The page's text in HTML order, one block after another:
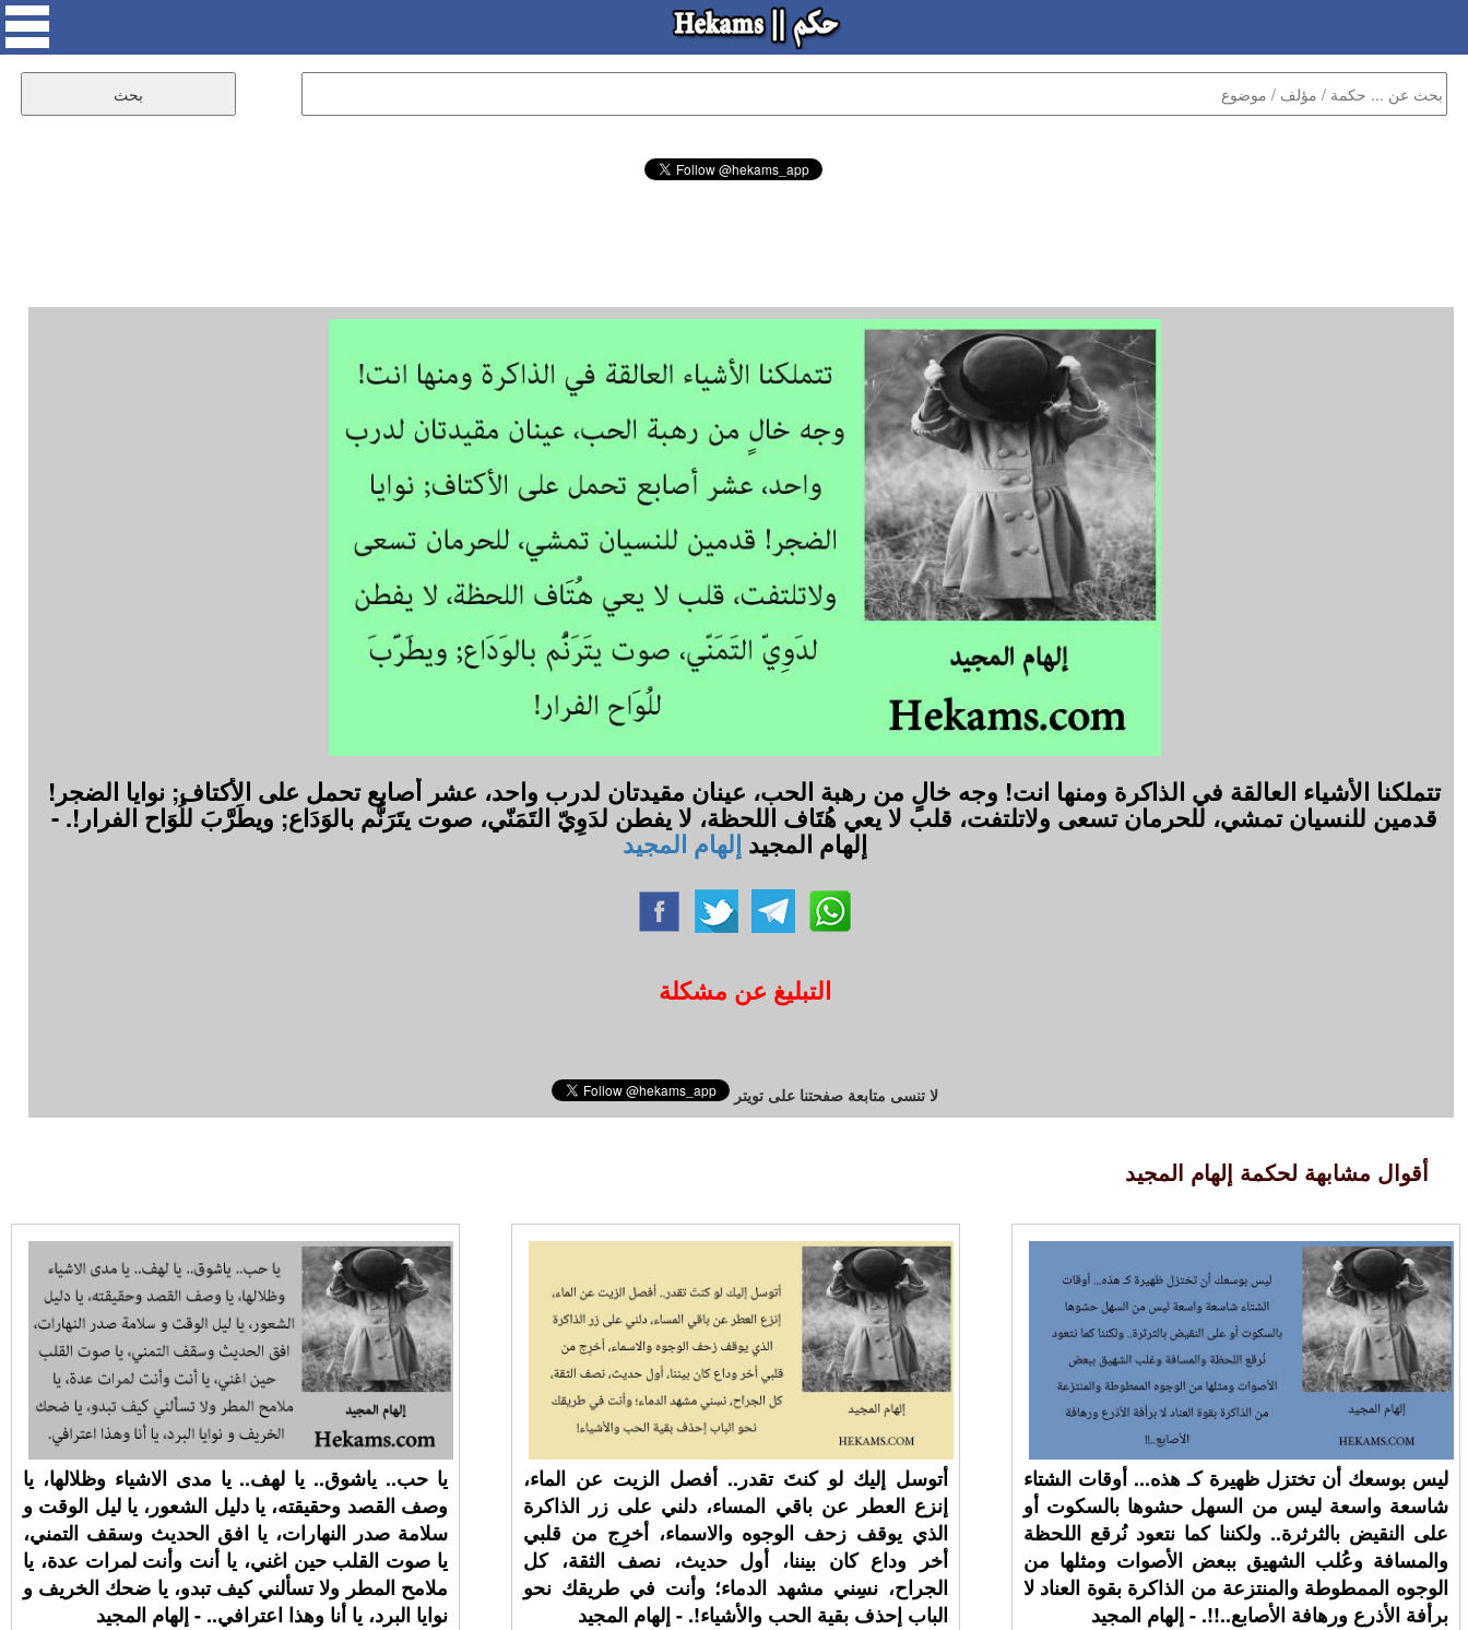
تتملكنا الأشياء العالقة في الذاكرة ومنها انت! وجه خالٍ من رهبة الحب، عينان مقيدتان لدرب واحد، عشر أصابع تحمل على الأكتاف; نوايا الضجر!
قدمين للنسيان تمشي، للحرمان تسعى ولاتلتفت، قلب لا يعي هُتَاف اللحظة، لا يفطن لدَوِيّ التَمَنّي، صوت يتَرَنُّم بالوَدَاع; ويطَرَّبَ للُوَاح الفرار!. -
إلهام المجيد إلهام المجيد
التبليغ عن مشكلة
لا تنسى متابعة صفحتنا على تويتر
أقوال مشابهة لحكمة إلهام المجيد
يا حب.. ياشوق.. يا لهف.. يا مدى الاشياء وظلالها، يا
وصف القصد وحقيقته، يا دليل الشعور، يا ليل الوقت و
سلامة صدر النهارات، يا افق الحديث وسقف التمني،
يا صوت القلب حين اغني، يا أنت وأنت لمرات عدة، يا
ملامح المطر ولا تسألني كيف تبدو، يا ضحك الخريف و
نوايا البرد، يا أنا وهذا اعترافي.. - إلهام المجيد
أتوسل إليك لو كنتَ تقدر.. أفصل الزيت عن الماء،
إنزع العطر عن باقي المساء، دلني على زر الذاكرة
الذي يوقف زحف الوجوه والاسماء، أخرِج من قلبي
أخر وداع كان بيننا، أول حديث، نصف الثقة، كل
الجراح، نسِني مشهد الدماء؛ وأنت في طريقك نحو
الباب إحذف بقية الحب والأشياء!. - إلهام المجيد
ليس بوسعك أن تختزل ظهيرة كـ هذه... أوقات الشتاء
شاسعة واسعة ليس من السهل حشوها بالسكوت أو
على النقيض بالثرثرة.. ولكننا كما نتعود نُرقع اللحظة
والمسافة وعُلب الشهيق ببعض الأصوات ومثلها من
الوجوه الممطوطة والمنتزعة من الذاكرة بقوة العناد لا
برأفة الأذرع ورهافة الأصابع..!!. - إلهام المجيد